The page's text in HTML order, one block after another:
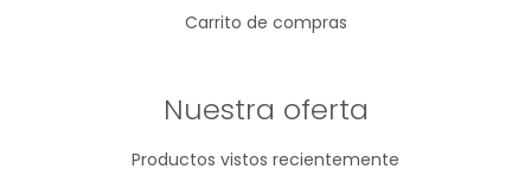
Carrito de compras
Nuestra oferta
Productos vistos recientemente